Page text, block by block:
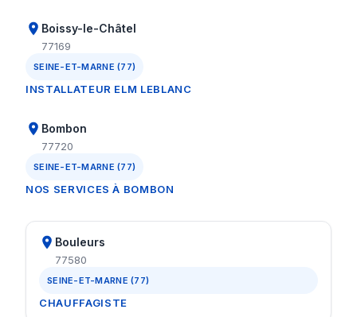
Boissy-le-Châtel
77169
SEINE-ET-MARNE (77)
INSTALLATEUR ELM LEBLANC
Bombon
77720
SEINE-ET-MARNE (77)
NOS SERVICES À BOMBON
Bouleurs
77580
SEINE-ET-MARNE (77)
CHAUFFAGISTE